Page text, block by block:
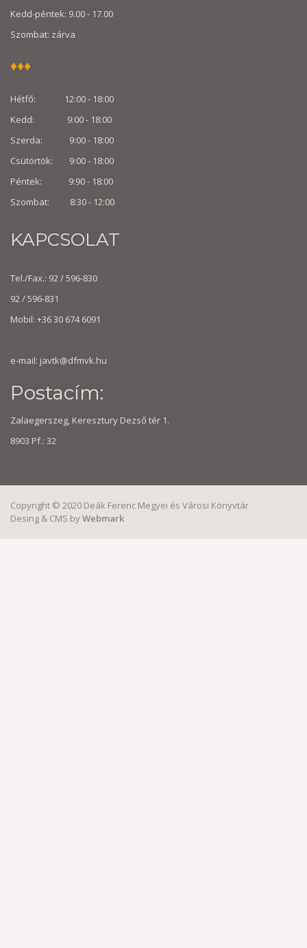
Kedd-péntek: 9.00 - 17.00
Szombat: zárva
♦♦♦
Hétfő: 12:00 - 18:00
Kedd: 9:00 - 18:00
Szerda: 9:00 - 18:00
Csütörtök: 9:00 - 18:00
Péntek: 9:90 - 18:00
Szombat: 8:30 - 12:00
KAPCSOLAT
Tel./Fax.: 92 / 596-830
92 / 596-831
Mobil: +36 30 674 6091
e-mail: javtk@dfmvk.hu
Postacím:
Zalaegerszeg, Keresztury Dezső tér 1.
8903 Pf.: 32
Copyright © 2020 Deák Ferenc Megyei és Városi Könyvtár
Desing & CMS byWebmark